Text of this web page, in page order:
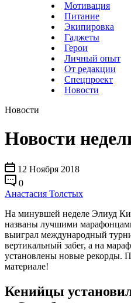
Мотивация
Питание
Экипировка
Гаджеты
Герои
Личный опыт
От редакции
Спецпроект
Новости
Новости
Новости
12 Ноября 2018
0
Анастасия Толстых
На минувшей неделе Элиуд
названы лучшими
выиграл международный
вертикальный забег, а на
установлены новые рекорды.
материале!
Кенийцы